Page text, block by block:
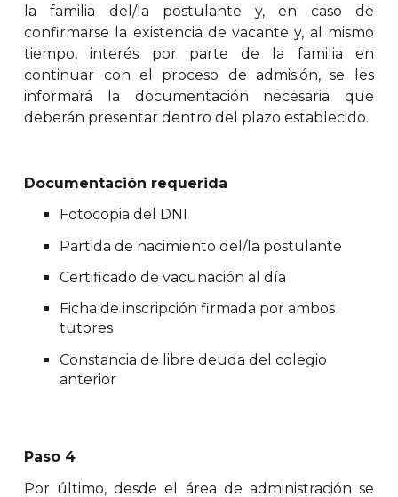
la familia del/la postulante y, en caso de
confirmarse la existencia de vacante y, al mismo
tiempo, interés por parte de la familia en
continuar con el proceso de admisión, se les
informará la documentación necesaria que
deberán presentar dentro del plazo establecido.
Documentación requerida
Fotocopia del DNI
Partida de nacimiento del/la postulante
Certificado de vacunación al día
Ficha de inscripción firmada por ambos
tutores
Constancia de libre deuda del colegio
anterior
Paso 4
Por último, desde el área de administración se